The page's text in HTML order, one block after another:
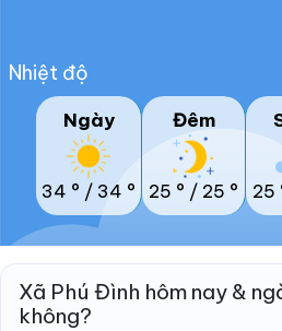
Nhiệt độ
Ngày
34 ° / 34 °
Đêm
25 ° / 25 ° 25
Xã Phú Đình hôm nay &
không?